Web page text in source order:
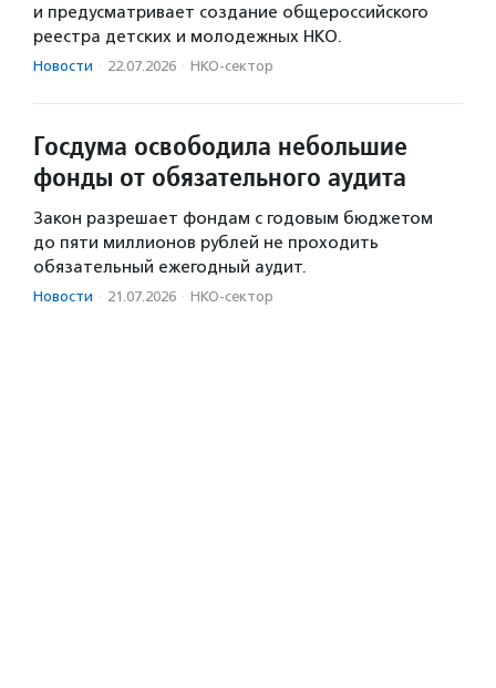
и предусматривает создание общероссийского
реестра детских и молодежных НКО.
Новости · 22.07.2026 · НКО-сектор
Госдума освободила небольшие
фонды от обязательного аудита
Закон разрешает фондам с годовым бюджетом
до пяти миллионов рублей не проходить
обязательный ежегодный аудит.
Новости · 21.07.2026 · НКО-сектор